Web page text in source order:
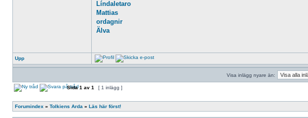
Líndaletaro
Mattias
ordagnir
Älva
Upp
Visa inlägg nyare än:
Sida1 av 1 [ 1 inlägg ]
Forumindex » Tolkiens Arda » Läs här först!